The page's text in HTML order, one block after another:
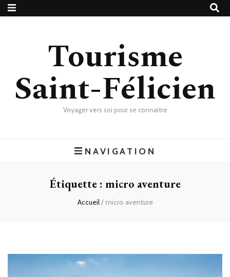
Tourisme
Saint-Félicien
Voyager vers soi pour se connaitre
NAVIGATION
Étiquette : micro aventure
Accueil/ micro aventure